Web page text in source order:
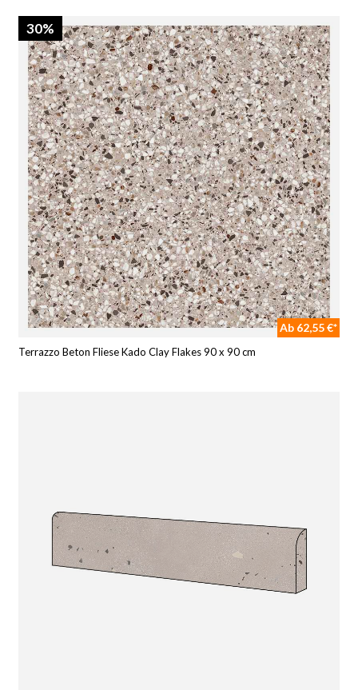
30%
Ab 62,55 €*
Terrazzo Beton Fliese Kado Clay Flakes 90 x 90 cm